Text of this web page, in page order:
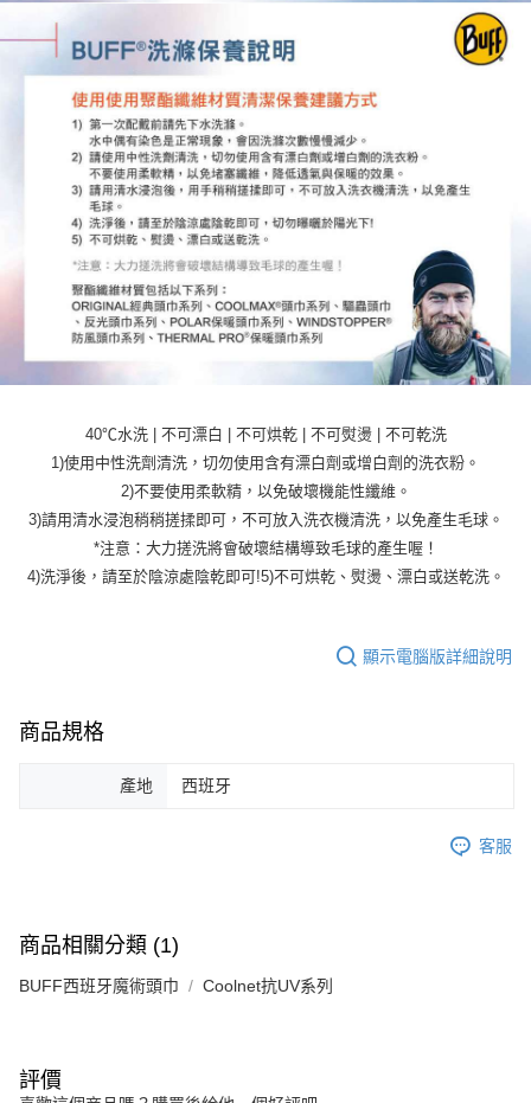
40℃水洗 | 不可漂白 | 不可烘乾 | 不可熨燙 | 不可乾洗
1)使用中性洗劑清洗，切勿使用含有漂白劑或增白劑的洗衣粉。
2)不要使用柔軟精，以免破壞機能性纖維。
3)請用清水浸泡稍稍搓揉即可，不可放入洗衣機清洗，以免產生毛球。
*注意：大力搓洗將會破壞結構導致毛球的產生喔！
4)洗淨後，請至於陰涼處陰乾即可!5)不可烘乾、熨燙、漂白或送乾洗。
顯示電腦版詳細說明
商品規格
產地 西班牙
客服
商品相關分類 (1)
BUFF西班牙魔術頭巾 Coolnet抗UV系列
評價